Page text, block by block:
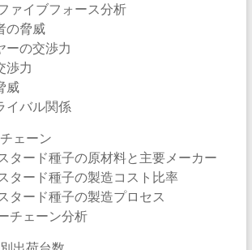
ァイブフォース分析
の脅威
ーの交渉力
渉力
威
イバル関係
ェーン
タード種子の原材料と主要メーカー
タード種子の製造コスト比率
タード種子の製造プロセス
チェーン分析